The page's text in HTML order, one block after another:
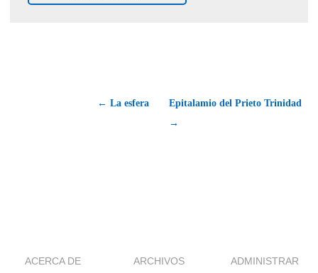
← La esfera
Epitalamio del Prieto Trinidad
→
ACERCA DE ARCHIVOS ADMINISTRAR